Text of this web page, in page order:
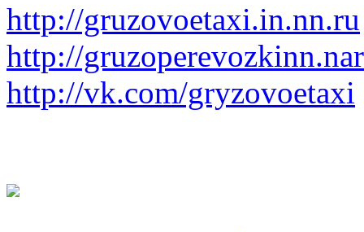
http://gruzovoetaxi.in.nn.ru
http://
http://vk.com/gryzovoetaxi